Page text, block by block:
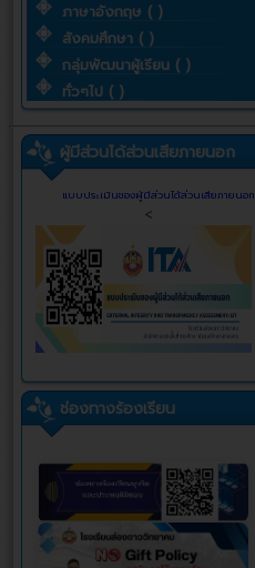
ภาษาอังกฤษ ( )
สังคมศึกษา ( )
กลุ่มพัฒนาผู้เรียน ( )
ทั่วๆไป ( )
ผู้มีส่วนได้ส่วนเสียภายนอก
แบบประเมินของผู้มีส่วนได้ส่วนเสียภายนอก
<
ช่องทางร้องเรียน